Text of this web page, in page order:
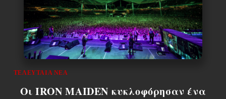
ΤΕΛΕΥΤΑΊΑ ΝΈΑ
Οι IRON MAIDEN κυκλοφόρησαν ένα